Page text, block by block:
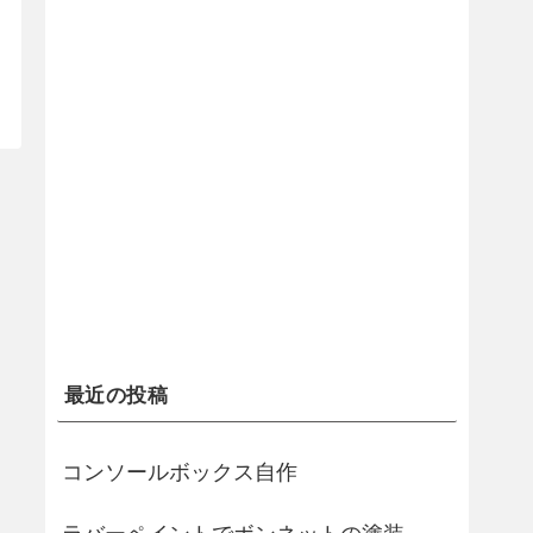
最近の投稿
コンソールボックス自作